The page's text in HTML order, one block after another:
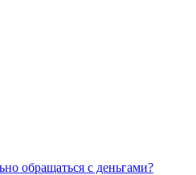
обращаться с деньгами?